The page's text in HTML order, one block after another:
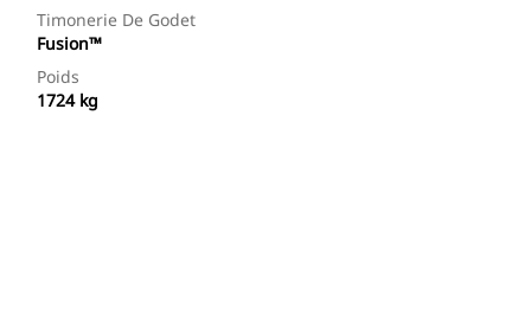
Timonerie De Godet
Fusion™
Poids
1724 kg